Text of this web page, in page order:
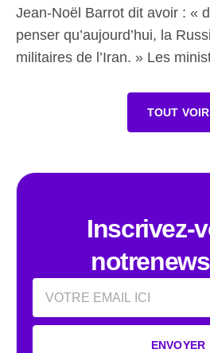
Jean-Noël Barrot dit avoir : «
penser qu’aujourd’hui, la
militaires de l’Iran. » Les
TOUT VOIR
Inscrivez-
Email
ENVOYER